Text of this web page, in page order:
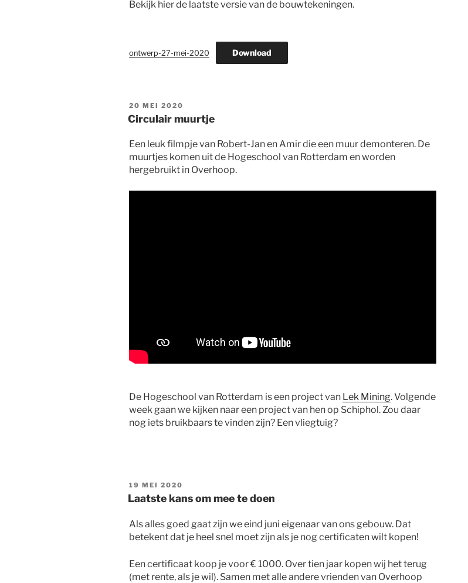
Bekijk hier de laatste versie van de bouwtekeningen.
ontwerp-27-mei-2020 Download
GEPLAATST
OP
20 MEI 2020
Circulair muurtje
Een leuk filmpje van Robert-Jan en Amir die een muur demonteren. De
muurtjes komen uit de Hogeschool van Rotterdam en worden
hergebruikt in Overhoop.
De Hogeschool van Rotterdam is een project van Lek Mining. Volgende
week gaan we kijken naar een project van hen op Schiphol. Zou daar
nog iets bruikbaars te vinden zijn? Een vliegtuig?
GEPLAATST
OP
19 MEI 2020
Laatste kans om mee te doen
Als alles goed gaat zijn we eind juni eigenaar van ons gebouw. Dat
betekent dat je heel snel moet zijn als je nog certificaten wilt kopen!
Een certificaat koop je voor € 1000. Over tien jaar kopen wij het terug
(met rente, als je wil). Samen met alle andere vrienden van Overhoop